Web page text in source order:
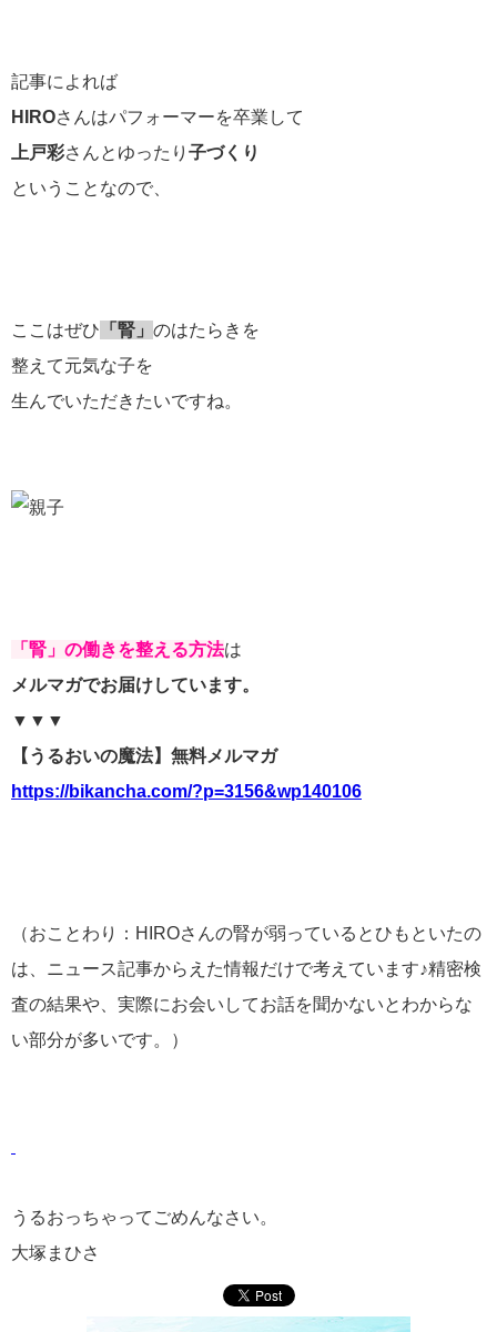
記事によれば
HIROさんはパフォーマーを卒業して
上戸彩さんとゆったり 子づくり
ということなので、
ここはぜひ 「腎」 のはたらきを
整えて元気な子を
生んでいただきたいですね。
「腎」の働きを整える方法は
メルマガでお届けしています。
▼▼▼
【うるおいの魔法】無料メルマガ
https://bikancha.com/?p=3156&wp140106
（おことわり：HIROさんの腎が弱っているとひもといたの
は、ニュース記事からえた情報だけで考えています♪精密検
査の結果や、実際にお会いしてお話を聞かないとわからな
い部分が多いです。）
うるおっちゃってごめんなさい。
大塚まひさ